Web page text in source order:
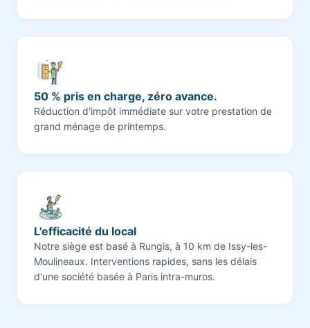
50 % pris en charge, zéro avance.
Réduction d'impôt immédiate sur votre prestation de
grand ménage de printemps.
L'efficacité du local
Notre siège est basé à Rungis, à 10 km de Issy-les-
Moulineaux. Interventions rapides, sans les délais
d'une société basée à Paris intra-muros.